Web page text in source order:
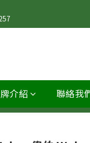
介紹 聯絡我